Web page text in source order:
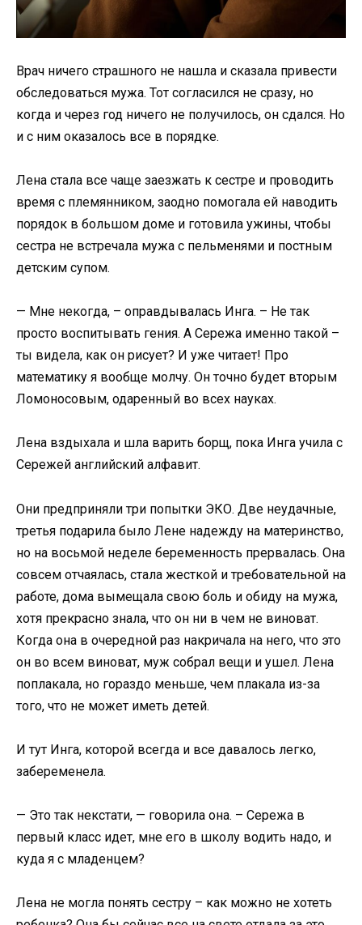
Врач ничего страшного не нашла и сказала привести
обследоваться мужа. Тот согласился не сразу, но
когда и через год ничего не получилось, он сдался. Но
и с ним оказалось все в порядке.
Лена стала все чаще заезжать к сестре и проводить
время с племянником, заодно помогала ей наводить
порядок в большом доме и готовила ужины, чтобы
сестра не встречала мужа с пельменями и постным
детским супом.
— Мне некогда, – оправдывалась Инга. – Не так
просто воспитывать гения. А Сережа именно такой –
ты видела, как он рисует? И уже читает! Про
математику я вообще молчу. Он точно будет вторым
Ломоносовым, одаренный во всех науках.
Лена вздыхала и шла варить борщ, пока Инга учила с
Сережей английский алфавит.
Они предприняли три попытки ЭКО. Две неудачные,
третья подарила было Лене надежду на материнство,
но на восьмой неделе беременность прервалась. Она
совсем отчаялась, стала жесткой и требовательной на
работе, дома вымещала свою боль и обиду на мужа,
хотя прекрасно знала, что он ни в чем не виноват.
Когда она в очередной раз накричала на него, что это
он во всем виноват, муж собрал вещи и ушел. Лена
поплакала, но гораздо меньше, чем плакала из-за
того, что не может иметь детей.
И тут Инга, которой всегда и все давалось легко,
забеременела.
— Это так некстати, — говорила она. – Сережа в
первый класс идет, мне его в школу водить надо, и
куда я с младенцем?
Лена не могла понять сестру – как можно не хотеть